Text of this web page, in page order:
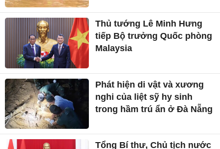
Thủ tướng Lê Minh Hưng
tiếp Bộ trưởng Quốc phòng
Malaysia
Phát hiện di vật và xương
nghi của liệt sỹ hy sinh
trong hầm trú ẩn ở Đà Nẵng
Tổng Bí thư, Chủ tịch nước